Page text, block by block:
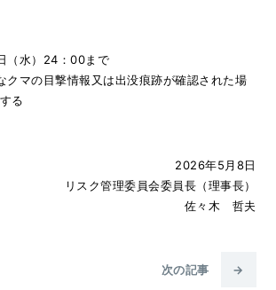
（水）24：00まで
クマの目撃情報又は出没痕跡が確認された場
る
2026年5月8日
リスク管理委員会委員長（理事長）
佐々木 哲夫
次の記事 →